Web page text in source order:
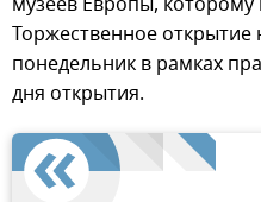
Торжественное открытие
понедельник в рамках
дня открытия.